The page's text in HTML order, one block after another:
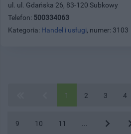
ul. ul. Gdańska 26, 83-120 Subkowy
Telefon: 500334063
Kategoria: Handel i usługi, numer: 3103
1 2 3 4
9 10 11